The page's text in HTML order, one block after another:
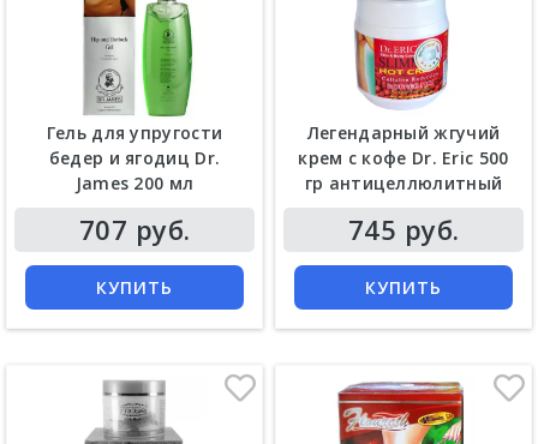
Гель для упругости
бедер и ягодиц Dr.
James 200 мл
707 руб.
КУПИТЬ
Легендарный жгучий
крем с кофе Dr. Eric 500
гр антицеллюлитный
745 руб.
КУПИТЬ